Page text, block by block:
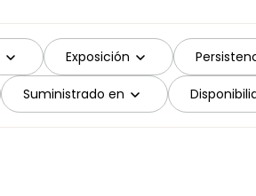
Exposición
Suministrado en